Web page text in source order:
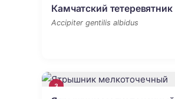
Камчатский тетеревятник
Accipiter gentilis albidus
3